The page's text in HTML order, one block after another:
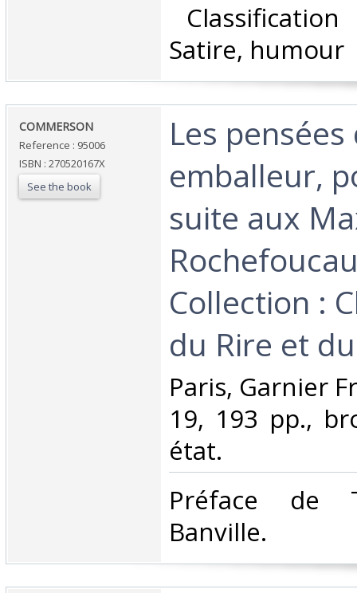
Satire, humour‎
‎COMMERSON‎
Reference : 95006
ISBN : 270520167X
See the book
‎Les
emballeur,
suite aux
Collection :
du Rire et
‎Paris, Garnier
19, 193 pp.,
état.‎
‎Préface de
Banville.‎